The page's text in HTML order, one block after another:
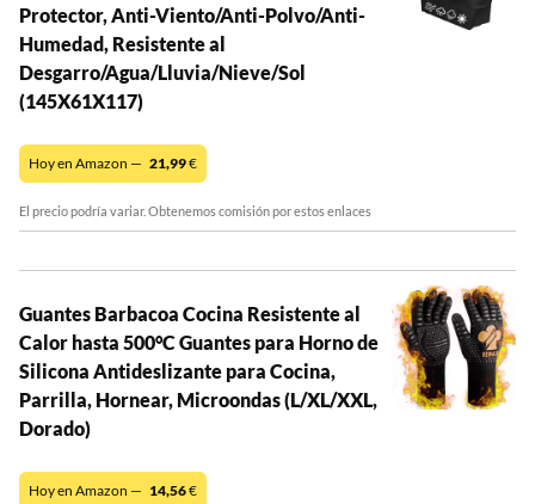
Protector, Anti-Viento/Anti-Polvo/Anti-
Humedad, Resistente al
Desgarro/Agua/Lluvia/Nieve/Sol
(145X61X117)
Hoy en Amazon — 21,99€
El precio podría variar. Obtenemos comisión por estos enlaces
Guantes Barbacoa Cocina Resistente al
Calor hasta 500°C Guantes para Horno de
Silicona Antideslizante para Cocina,
Parrilla, Hornear, Microondas (L/XL/XXL,
Dorado)
Hoy en Amazon — 14,56€